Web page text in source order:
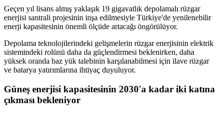
Geçen yıl lisans almış yaklaşık 19 gigavatlık depolamalı rüzgar
enerjisi santrali projesinin inşa edilmesiyle Türkiye'de yenilenebilir
enerji kapasitesinin önemli ölçüde artacağı öngörülüyor.
Depolama teknolojilerindeki gelişmelerin rüzgar enerjisinin elektrik
sistemindeki rolünü daha da güçlendirmesi beklenirken, daha
yüksek oranda baz yük talebinin karşılanabilmesi için ilave rüzgar
ve batarya yatırımlarına ihtiyaç duyuluyor.
Güneş enerjisi kapasitesinin 2030'a kadar iki katına
çıkması bekleniyor